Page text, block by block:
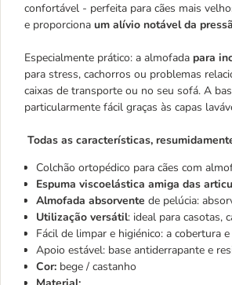
confortável - perfeita para cães mais
e proporciona um alívio notável da
Especialmente prático: a almofada para
para stress, cachorros ou problemas
caixas de transporte ou no seu sofá. A
particularmente fácil graças às capas
Todas as características,
Colchão ortopédico para cães com
Espuma viscoelástica amiga das
Almofada absorvente de pelúcia:
Utilização versátil: ideal para casotas,
Fácil de limpar e higiénico: a cobertura
Apoio estável: base antiderrapante e
Cor: bege / castanho